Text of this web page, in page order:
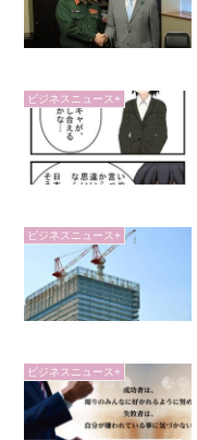
ビジネスニュース+
ビジネスニュース+
ビジネスニュース+